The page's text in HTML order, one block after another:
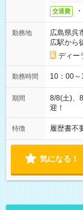
交通費
勤務地
広島県呉
広駅から
ディー
勤務時間 10：00～
期間
8/8(土)、
迎！
特徴 履歴書不
気になる！